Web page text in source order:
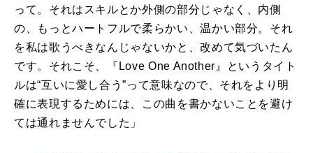
って。それはスキルとか外側の部分じゃなく、内側
の、もっとハートフルで柔らかい、温かい部分。それ
を私は歌うべきなんじゃないかと、改めて気づいたん
です。それこそ、『Love One Another』というタイト
ルは“互いに愛し合う”って意味なので、それをより明
確に表現するためには、この曲を書かないことを避け
ては通れませんでした」